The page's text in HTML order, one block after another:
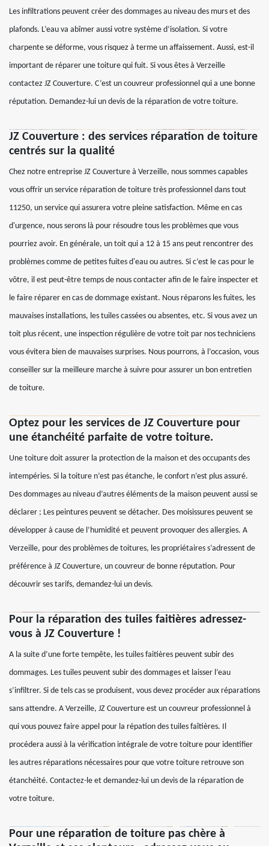
Les infiltrations peuvent créer des dommages au niveau des murs et des
plafonds. L’eau va abîmer aussi votre système d’isolation. Si votre
charpente se déforme, vous risquez à terme un affaissement. Aussi, est-il
important de réparer une toiture qui fuit. Si vous êtes à Verzeille
contactez JZ Couverture. C’est un couvreur professionnel qui a une bonne
réputation. Demandez-lui un devis de la réparation de votre toiture.
JZ Couverture : des services réparation de toiture
centrés sur la qualité
Chez notre entreprise JZ Couverture à Verzeille, nous sommes capables
vous offrir un service réparation de toiture très professionnel dans tout
11250, un service qui assurera votre pleine satisfaction. Même en cas
d'urgence, nous serons là pour résoudre tous les problèmes que vous
pourriez avoir. En générale, un toit qui a 12 à 15 ans peut rencontrer des
problèmes comme de petites fuites d'eau ou autres. Si c’est le cas pour le
vôtre, il est peut-être temps de nous contacter afin de le faire inspecter et
le faire réparer en cas de dommage existant. Nous réparons les fuites, les
mauvaises installations, les tuiles cassées ou absentes, etc. Si vous avez un
toit plus récent, une inspection régulière de votre toit par nos techniciens
vous évitera bien de mauvaises surprises. Nous pourrons, à l’occasion, vous
conseiller sur la meilleure marche à suivre pour assurer un bon entretien
de toiture.
Optez pour les services de JZ Couverture pour
une étanchéité parfaite de votre toiture.
Une toiture doit assurer la protection de la maison et des occupants des
intempéries. Si la toiture n’est pas étanche, le confort n’est plus assuré.
Des dommages au niveau d’autres éléments de la maison peuvent aussi se
déclarer ; Les peintures peuvent se détacher. Des moisissures peuvent se
développer à cause de l’humidité et peuvent provoquer des allergies. A
Verzeille, pour des problèmes de toitures, les propriétaires s’adressent de
préférence à JZ Couverture, un couvreur de bonne réputation. Pour
découvrir ses tarifs, demandez-lui un devis.
Pour la réparation des tuiles faitières adressez-
vous à JZ Couverture !
A la suite d’une forte tempête, les tuiles faitières peuvent subir des
dommages. Les tuiles peuvent subir des dommages et laisser l’eau
s’infiltrer. Si de tels cas se produisent, vous devez procéder aux réparations
sans attendre. A Verzeille, JZ Couverture est un couvreur professionnel à
qui vous pouvez faire appel pour la répation des tuiles faîtières. Il
procédera aussi à la vérification intégrale de votre toiture pour identifier
les autres réparations nécessaires pour que votre toiture retrouve son
étanchéité. Contactez-le et demandez-lui un devis de la réparation de
votre toiture.
Pour une réparation de toiture pas chère à